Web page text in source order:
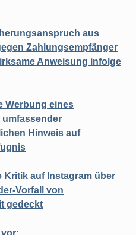
aus
Zahlungsempfänger
Anweisung infolge
Werbung eines
umfassender
Hinweis auf
Kritik auf Instagram über
Vorfall von
gedeckt